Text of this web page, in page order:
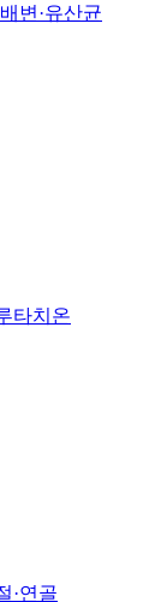
변·유산균
타치온
·연골